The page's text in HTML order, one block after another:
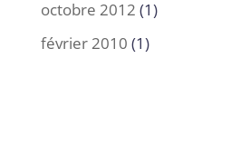
octobre 2012 (1)
février 2010 (1)